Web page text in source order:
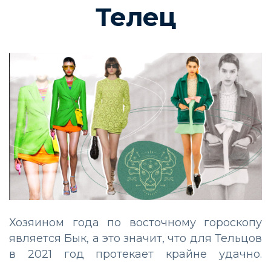
Телец
Хозяином года по восточному гороскопу
является Бык, а это значит, что для Тельцов
в 2021 год протекает крайне удачно.